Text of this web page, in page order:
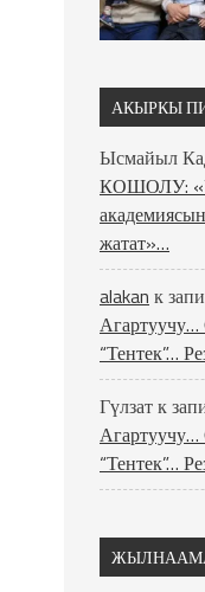
АКЫРКЫ
Ысмайыл
КОШОЛУ:
жатат»…
alakan к
Агартуучу…
“Тентек”…
Гүлзатк
Агартуучу…
“Тентек”…